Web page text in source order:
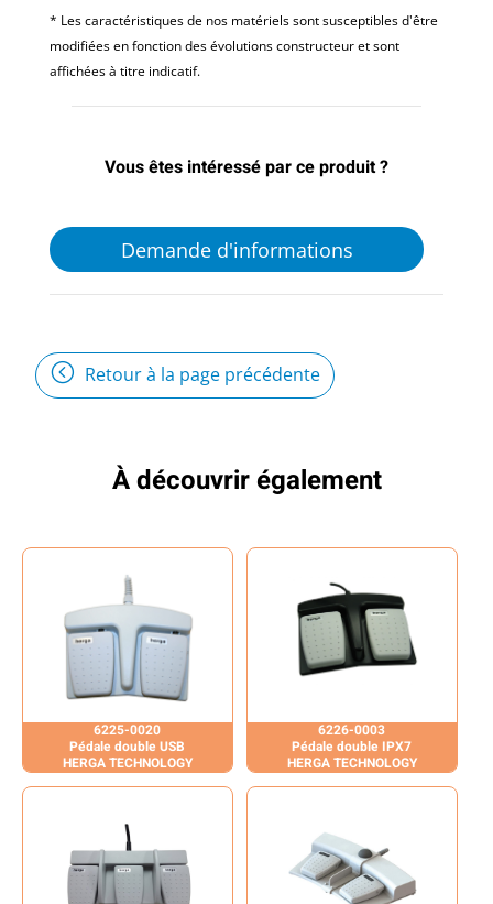
* Les caractéristiques de nos matériels sont susceptibles d'être
modifiées en fonction des évolutions constructeur et sont
affichées à titre indicatif.
Vous êtes intéressé par ce produit ?
Demande d'informations
Retour à la page précédente
À découvrir également
6225-0020
Pédale double USB
HERGA TECHNOLOGY
6226-0003
Pédale double IPX7
HERGA TECHNOLOGY